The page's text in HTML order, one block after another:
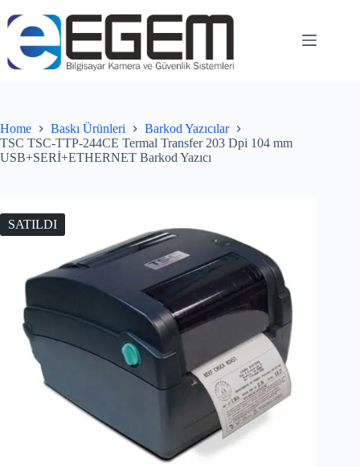
Home Baskı Ürünleri
Barkod Yazıcılar
TSC TSC-TTP-244CE Termal Transfer 203 Dpi 104 mm
USB+SERİ+ETHERNET Barkod Yazıcı
SATILDI